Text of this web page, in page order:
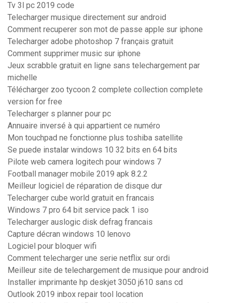
Tv 3l pc 2019 code
Telecharger musique directement sur android
Comment recuperer son mot de passe apple sur iphone
Telecharger adobe photoshop 7 français gratuit
Comment supprimer music sur iphone
Jeux scrabble gratuit en ligne sans telechargement par
michelle
Télécharger zoo tycoon 2 complete collection complete
version for free
Telecharger s planner pour pc
Annuaire inversé à qui appartient ce numéro
Mon touchpad ne fonctionne plus toshiba satellite
Se puede instalar windows 10 32 bits en 64 bits
Pilote web camera logitech pour windows 7
Football manager mobile 2019 apk 8.2.2
Meilleur logiciel de réparation de disque dur
Telecharger cube world gratuit en francais
Windows 7 pro 64 bit service pack 1 iso
Telecharger auslogic disk defrag francais
Capture décran windows 10 lenovo
Logiciel pour bloquer wifi
Comment telecharger une serie netflix sur ordi
Meilleur site de telechargement de musique pour android
Installer imprimante hp deskjet 3050 j610 sans cd
Outlook 2019 inbox repair tool location